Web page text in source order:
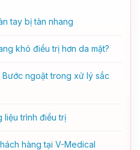
tay bị tàn nhang
khó điều trị hơn da mặt?
ngoặt trong xử lý sắc
liệu trình điều trị
hàng tại V-Medical